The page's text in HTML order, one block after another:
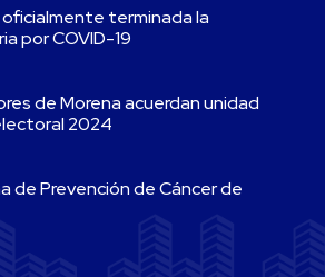
terminada la
por COVID-19
de Morena acuerdan unidad
2024
de Prevención de Cáncer de